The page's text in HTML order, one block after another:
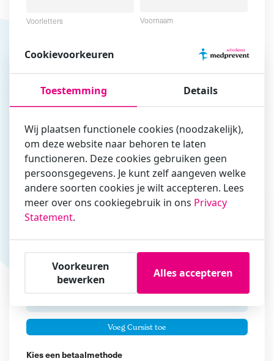
Voorletters Voornaam
Tussenvoegsel Achternaam
E-mailadres
Vul hier bij voorkeur het e-mailadres in waarmee je
zakelijk/administratief correspondeert
Is de contactpersoon ook een cursist?
Ja
Nee
Cursisten
Voeg cursisten toe
Voornaam
Tussenvoegsel
Voeg Cursist toe
Kies een betaalmethode
Cookievoorkeuren
Toestemming Details
Wij plaatsen functionele cookies (noodzakelijk),
om deze website naar behoren te laten
functioneren. Deze cookies gebruiken geen
persoonsgegevens. Je kunt zelf aangeven welke
andere soorten cookies je wilt accepteren. Lees
meer over ons cookiegebruik in ons Privacy
Statement.
Voorkeuren
bewerken
Alles accepteren